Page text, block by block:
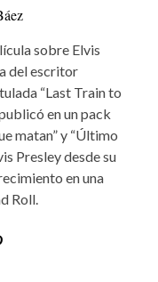
sobre Elvis
del escritor
“Last Train to
en un pack
matan” y “Último
Presley desde su
en una
Roll.